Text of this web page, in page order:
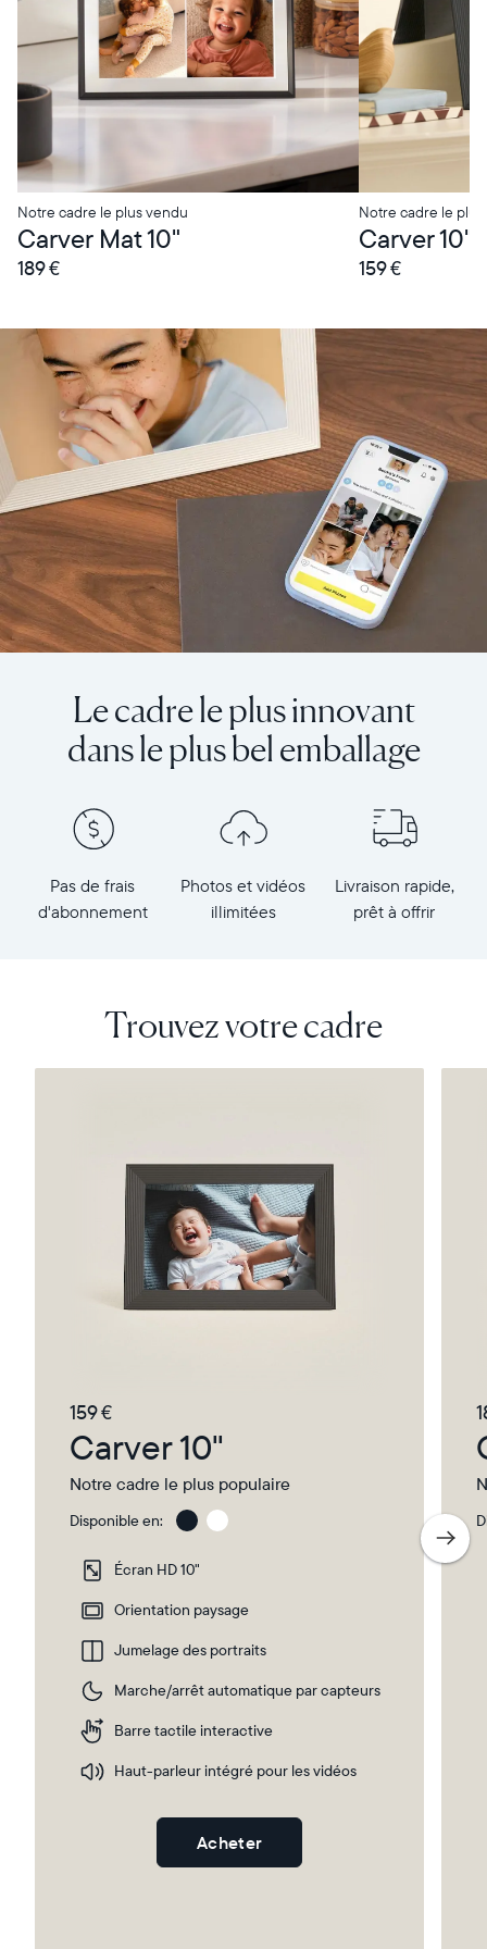
Sélectionnez votre localisation
Actuelle
France
Choisissez votre localisation
Notre cadre le plus vendu
Carver Mat 10"
189 €
Notre cadre le
Carver 10"
159 €
Le cadre le plus innovant
dans le plus bel emballage
Pas de frais
d'abonnement
Photos et vidéos
illimitées
Livraison rapide,
prêt à offrir
Trouvez votre cadre
159 €
Carver 10"
Notre cadre le plus populaire
Disponible en:
Gravel
Écran HD 10"
Orientation paysage
Jumelage des portraits
Marche/arrêt automatique par capteurs
Barre tactile interactive
Haut-parleur intégré pour les vidéos
Acheter